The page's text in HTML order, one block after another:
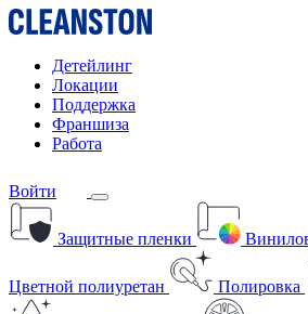
Детейлинг
Локации
Поддержка
Франшиза
Работа
Войти
Защитные пленки
Цветной полиуретан Полировка